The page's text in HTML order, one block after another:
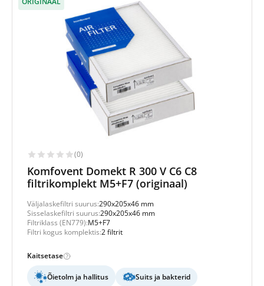
(0)
Komfovent Domekt R 300 V C6 C8
filtrikomplekt M5+F7 (originaal)
Väljalaskefiltri suurus:290x205x46 mm
Sisselaskefiltri suurus:290x205x46 mm
Filtriklass (EN779):M5+F7
Filtri kogus komplektis:2 filtrit
Kaitsetase
Õietolm ja hallitus Suits ja bakterid